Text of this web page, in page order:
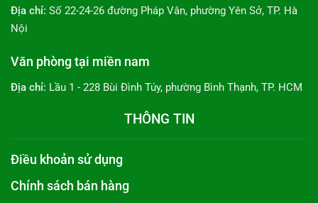
Địa chỉ: Số 22-24-26 đường Pháp Vân, phường Yên Sở, TP. Hà
Nội
Văn phòng tại miền nam
Địa chỉ: Lầu 1 - 228 Bùi Đình Túy, phường Bình Thạnh, TP. HCM
THÔNG TIN
Điều khoản sử dụng
Chính sách bán hàng